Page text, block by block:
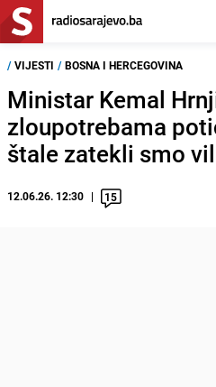
/ VIJESTI / BOSNA I HERCEGOVINA
Ministar Kemal
zloupotrebama
štale zatekli smo
12.06.26. 12:30 15